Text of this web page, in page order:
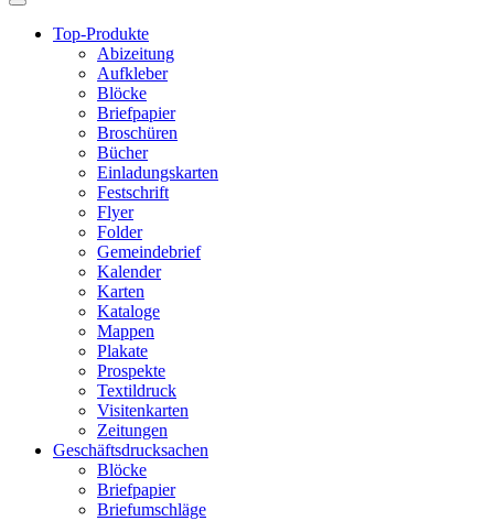
Toggle
navigationTop-Produkte
Abizeitung
Aufkleber
Blöcke
Briefpapier
Broschüren
Bücher
Einladungskarten
Festschrift
Flyer
Folder
Gemeindebrief
Kalender
Karten
Kataloge
Mappen
Plakate
Prospekte
Textildruck
Visitenkarten
Zeitungen
Geschäftsdrucksachen
Blöcke
Briefpapier
Briefumschläge